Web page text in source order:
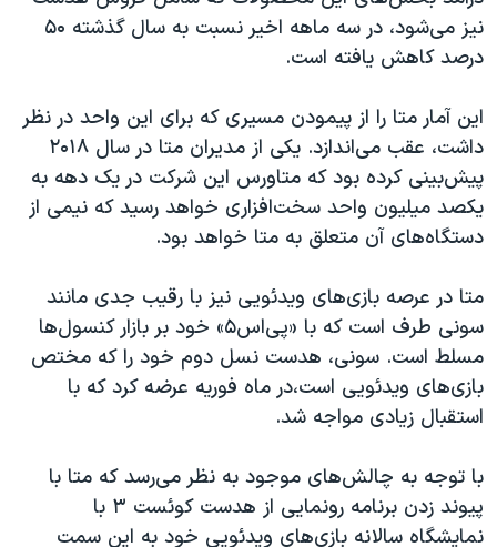
نیز می‌شود، در سه ماهه اخیر نسبت به سال گذشته ۵۰
درصد کاهش یافته است.
این آمار متا را از پیمودن مسیری که برای این واحد در نظر
داشت، عقب می‌اندازد. یکی از مدیران متا در سال ۲۰۱۸
پیش‌بینی کرده بود که متاورس این شرکت در یک دهه به
یکصد میلیون واحد سخت‌افزاری خواهد رسید که نیمی از
دستگاه‌های آن متعلق به متا خواهد بود.
متا در عرصه بازی‌های ویدئویی نیز با رقیب جدی مانند
سونی طرف است که با «پی‌اس۵» خود بر بازار کنسول‌ها
مسلط است. سونی، هدست نسل دوم خود را که مختص
بازی‌های ویدئویی است،در ماه فوریه عرضه کرد که با
استقبال زیادی مواجه شد.
با توجه به چالش‌های موجود به نظر می‌رسد که متا با
پیوند زدن برنامه رونمایی از هدست کوئست ۳ با
نمایشگاه سالانه بازی‌های ویدئویی خود به این سمت